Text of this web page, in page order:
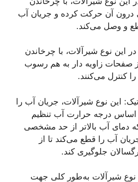
آن حرکت کرده و جریان آب
و وصل می‌کند.
این نوع شیرآلات، با چرخاندن
صفحات زاویه دار به هم رسوب
کنترل می‌کنند.
این نوع شیرآلات، جریان آب را
اساس درجه حرارت آب تنظیم
دمای آب بالاتر از حد مشخصی
آب را قطع می‌کند تا از
جلوگیری کند.
نوع شیرآلات به‌طور کلی جهت